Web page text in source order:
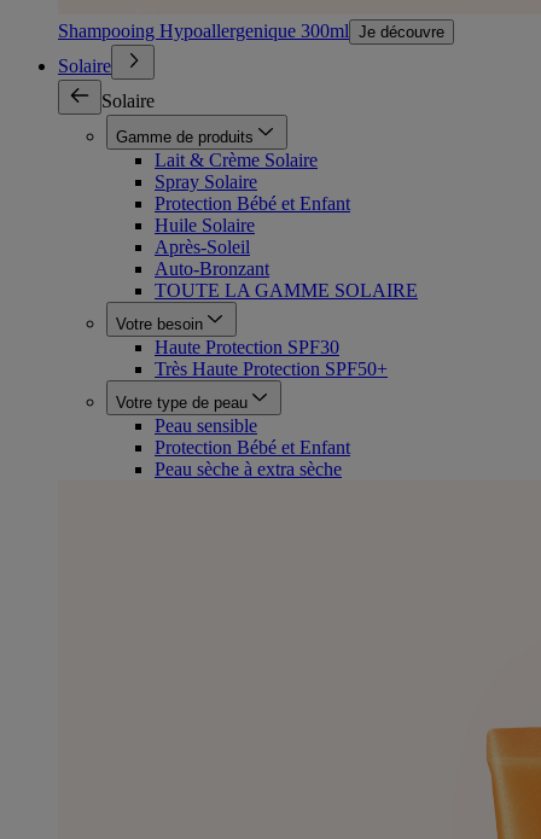
Shampooing Hypoallergenique 300ml Je découvre
Solaire
Solaire
Gamme de produits
Lait & Crème Solaire
Spray Solaire
Protection Bébé et Enfant
Huile Solaire
Après-Soleil
Auto-Bronzant
TOUTE LA GAMME SOLAIRE
Votre besoin
Haute Protection SPF30
Très Haute Protection SPF50+
Votre type de peau
Peau sensible
Protection Bébé et Enfant
Peau sèche à extra sèche